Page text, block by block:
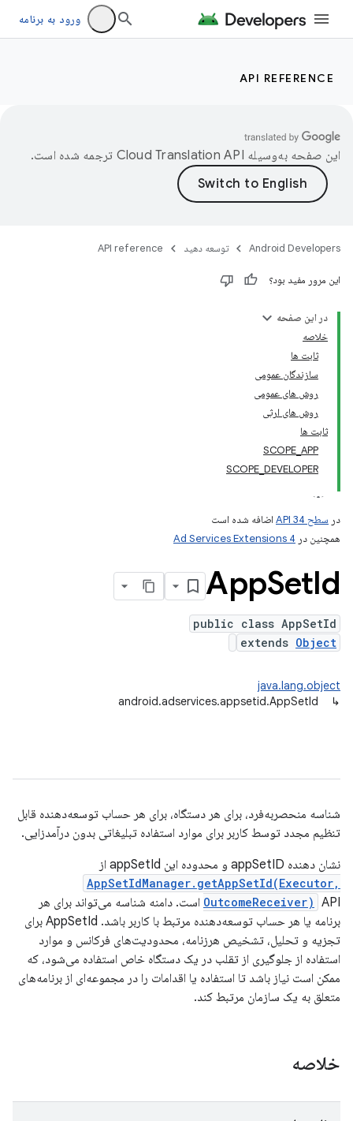
ورود به برنامه
API REFERENCE
این صفحه به‌وسیله ترجمه شده است.
Android Developers توسعه دهید API reference
این مرور مفید بود؟
در این صفحه
خلاصه
ثابت ها
سازندگان عمومی
روش های عمومی
روش های ارثی
ثابت ها
SCOPE_APP
SCOPE_DEVELOPER
در سطح API 34
اضافه شده است
همچنین در Ad Services Extensions 4
AppSetId
public class AppSetId
extends Object
java.lang.object
↳
android.adservices.appsetid.AppSetId
شناسه منحصربه‌فرد، برای هر دستگاه، برای هر حساب توسعه‌دهنده قابل
تنظیم مجدد توسط کاربر برای موارد استفاده تبلیغاتی بدون درآمدزایی.
نشان دهنده appSetID و محدوده این appSetId از
AppSetIdManager.getAppSetId(Executor,
OutcomeReceiver) API است. دامنه شناسه می‌تواند برای هر
برنامه یا هر حساب توسعه‌دهنده مرتبط با کاربر باشد. AppSetId برای
تجزیه و تحلیل، تشخیص هرزنامه، محدودیت‌های فرکانس و موارد
استفاده از جلوگیری از تقلب در یک دستگاه خاص استفاده می‌شود، که
ممکن است نیاز باشد تا استفاده یا اقدامات را در مجموعه‌ای از برنامه‌های
متعلق به یک سازمان مرتبط کند.
خلاصه